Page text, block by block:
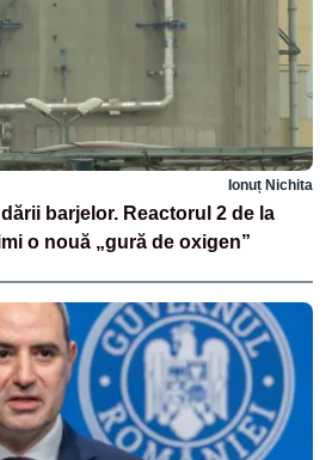
Ionuț Nichita
barjelor. Reactorul 2 de la
o nouă „gură de oxigen”